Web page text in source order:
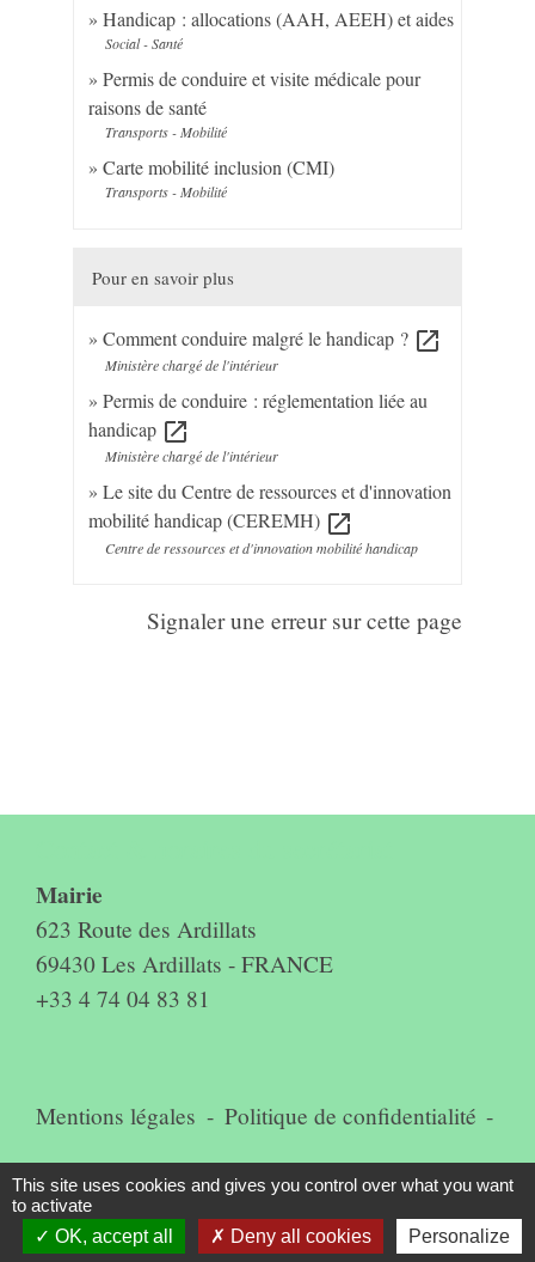
Handicap : allocations (AAH, AEEH) et aides
Social - Santé
Permis de conduire et visite médicale pour
raisons de santé
Transports - Mobilité
Carte mobilité inclusion (CMI)
Transports - Mobilité
Pour en savoir plus
Comment conduire malgré le handicap ? open_in_new
Ministère chargé de l'intérieur
Permis de conduire : réglementation liée au
handicap open_in_new
Ministère chargé de l'intérieur
Le site du Centre de ressources et d'innovation
mobilité handicap (CEREMH) open_in_new
Centre de ressources et d'innovation mobilité handicap
Signaler une erreur sur cette page
Mairie
623 Route des Ardillats
69430 Les Ardillats - FRANCE
+33 4 74 04 83 81
Mentions légales - Politique de confidentialité -
Accessibilité - Plan du site -
Gestion des cookies
This site uses cookies and gives you control over what you want
to activate
OK, accept all
Deny all cookies Personalize